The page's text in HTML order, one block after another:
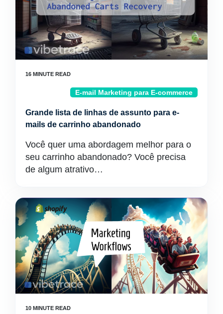
E-mail Marketing para E-commerce
Grande lista de linhas de assunto para e-
mails de carrinho abandonado
Você quer uma abordagem melhor para o
seu carrinho abandonado? Você precisa
de algum atrativo…